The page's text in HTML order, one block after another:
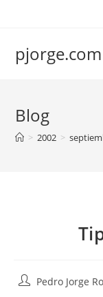
pjorge.com
Blog
> 2002 >
AutorPedro Jorge